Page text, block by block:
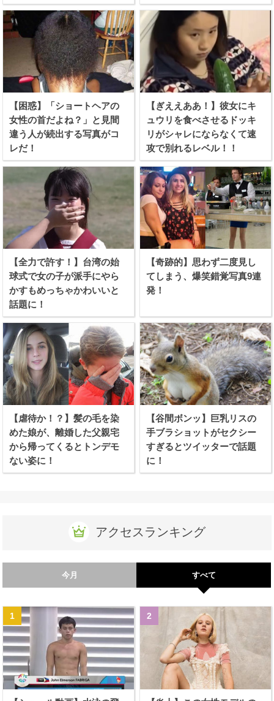
される！ 難殺到！
【困惑】「ショートヘアの
女性の首だよね？」と見間
違う人が続出する写真がコ
レだ！
【ぎええああ！】彼女にキ
ュウリを食べさせるドッキ
リがシャレにならなくて速
攻で別れるレベル！！
【全力で許す！】台湾の始
球式で女の子が派手にやら
かすもめっちゃかわいいと
話題に！
【奇跡的】思わず二度見し
てしまう、爆笑錯覚写真9連
発！
【虐待か！？】髪の毛を染
めた娘が、離婚した父親宅
から帰ってくるとトンデモ
ない姿に！
【谷間ボンッ】巨乳リスの
手ブラショットがセクシー
すぎるとツイッターで話題
に！
アクセスランキング
今月 すべて